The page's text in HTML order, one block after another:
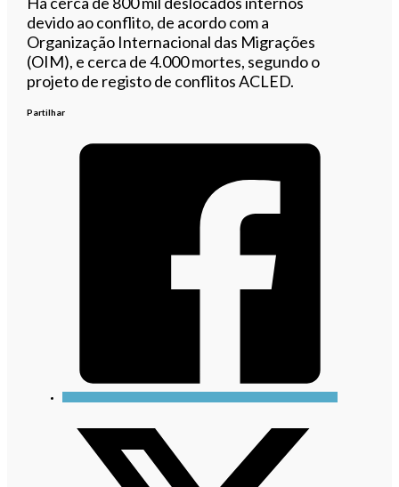
devido ao conflito, de acordo com a
Organização Internacional das Migrações
(OIM), e cerca de 4.000 mortes, segundo o
projeto de registo de conflitos ACLED.
Partilhar